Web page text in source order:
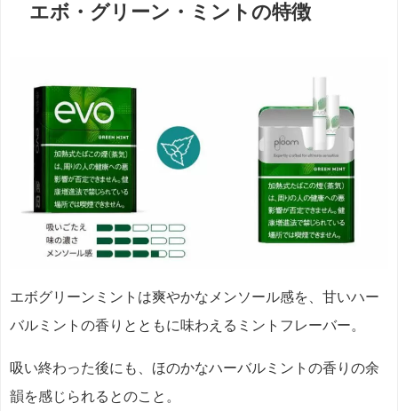
エボ・グリーン・ミントの特徴
エボグリーンミントは爽やかなメンソール感を、甘いハー
バルミントの香りとともに味わえるミントフレーバー。
吸い終わった後にも、ほのかなハーバルミントの香りの余
韻を感じられるとのこと。